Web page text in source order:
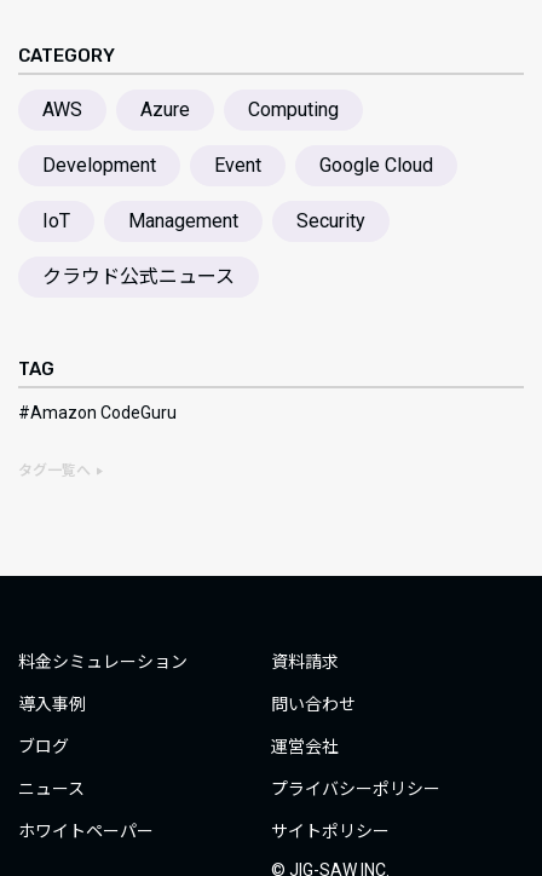
CATEGORY
AWS Azure Computing
Development Event Google Cloud
IoT Management Security
クラウド公式ニュース
TAG
Amazon CodeGuru
タグ一覧へ
料金シミュレーション
導入事例
ブログ
ニュース
ホワイトペーパー
資料請求
問い合わせ
運営会社
プライバシーポリシー
サイトポリシー
© JIG-SAW INC.